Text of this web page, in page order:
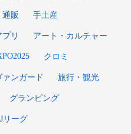
通販 手土産
リ アート・カルチャー
クロミ
ンガード 旅行・観光
グランピング
Jリーグ